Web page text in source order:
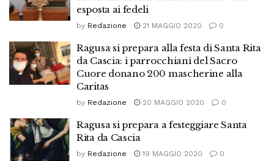
esposta ai fedeli
by Redazione 21 MAGGIO 2020 0
Ragusa si prepara alla festa di Santa Rita
da Cascia: i parrocchiani del Sacro
Cuore donano 200 mascherine alla
Caritas
by Redazione 20 MAGGIO 2020 0
Ragusa si prepara a festeggiare Santa
Rita da Cascia
by Redazione 19 MAGGIO 2020 0